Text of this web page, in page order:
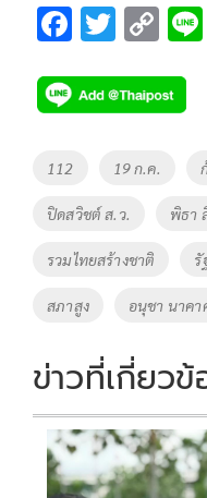
F
e
b
o
o
k
T
tt
er
C
p
y
Li
n
k
Tags
112 19 ก.ค.
ปิดสวิชต์ ส.ว. พิธา
รวมไทยสร้างชาติ รั
สภาสูง อนุชา นาคา
ข่าวที่เกี่ยว